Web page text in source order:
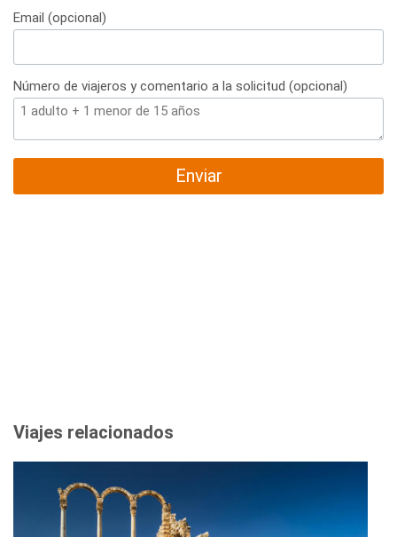
Email (opcional)
Número de viajeros y comentario a la solicitud (opcional)
Enviar
Viajes relacionados